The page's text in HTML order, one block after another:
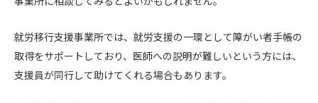
就労移行支援事業所では、就労支援の一環として障がい者手帳の
取得をサポートしており、医師への説明が難しいという方には、
支援員が同行して助けてくれる場合もあります。